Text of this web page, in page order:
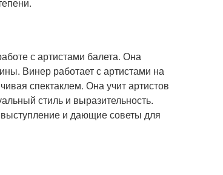
с артистами балета. Она
Винер работает с артистами на
спектаклем. Она учит артистов
стиль и выразительность.
и дающие советы для